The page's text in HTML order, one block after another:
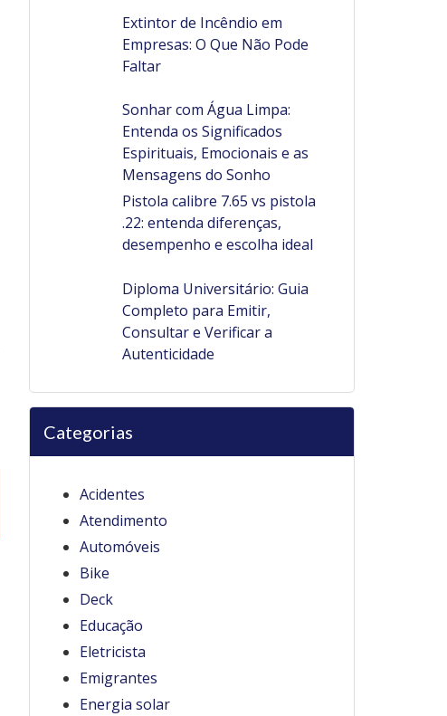
Extintor de Incêndio em
Empresas: O Que Não Pode
Faltar
Sonhar com Água Limpa:
Entenda os Significados
Espirituais, Emocionais e as
Mensagens do Sonho
Pistola calibre 7.65 vs pistola
.22: entenda diferenças,
desempenho e escolha ideal
Diploma Universitário: Guia
Completo para Emitir,
Consultar e Verificar a
Autenticidade
Categorias
Acidentes
Atendimento
Automóveis
Bike
Deck
Educação
Eletricista
Emigrantes
Energia solar